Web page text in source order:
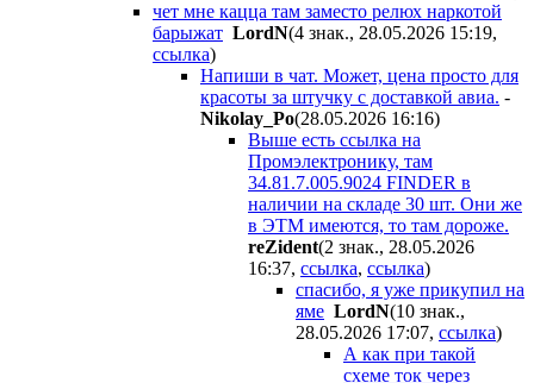
чет мне кацца там заместо релюх наркотой
барыжат LordN(4 знак., 28.05.2026 15:19,
ссылка)
Напиши в чат. Может, цена просто для
красоты за штучку с доставкой авиа. -
Nikolay_Po(28.05.2026 16:16)
Выше есть ссылка на
Промэлектронику, там
34.81.7.005.9024 FINDER в
наличии на складе 30 шт. Они же
в ЭТМ имеются, то там дороже.
reZident(2 знак., 28.05.2026
16:37, ссылка, ссылка)
спасибо, я уже прикупил на
яме LordN(10 знак.,
28.05.2026 17:07, ссылка)
А как при такой
схеме ток через